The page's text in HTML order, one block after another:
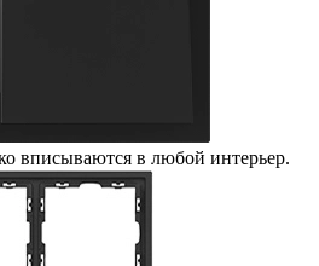
вписываются в любой интерьер.